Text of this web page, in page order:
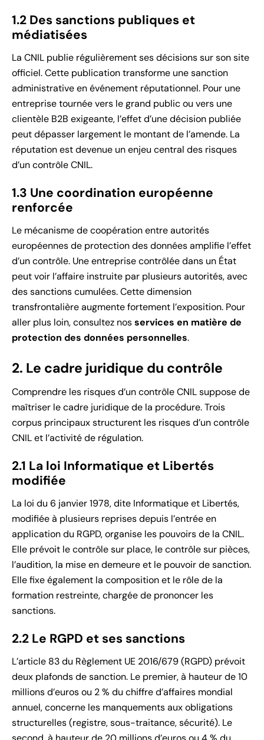
1.2 Des sanctions publiques et
médiatisées
La CNIL publie régulièrement ses décisions sur son site
officiel. Cette publication transforme une sanction
administrative en événement réputationnel. Pour une
entreprise tournée vers le grand public ou vers une
clientèle B2B exigeante, l’effet d’une décision publiée
peut dépasser largement le montant de l’amende. La
réputation est devenue un enjeu central des risques
d’un contrôle CNIL.
1.3 Une coordination européenne
renforcée
Le mécanisme de coopération entre autorités
européennes de protection des données amplifie l’effet
d’un contrôle. Une entreprise contrôlée dans un État
peut voir l’affaire instruite par plusieurs autorités, avec
des sanctions cumulées. Cette dimension
transfrontalière augmente fortement l’exposition. Pour
aller plus loin, consultez nosservices en matière de
protection des données personnelles.
2. Le cadre juridique du contrôle
Comprendre les risques d’un contrôle CNIL suppose de
maîtriser le cadre juridique de la procédure. Trois
corpus principaux structurent les risques d’un contrôle
CNIL et l’activité de régulation.
2.1 La loi Informatique et Libertés
modifiée
La loi du 6 janvier 1978, dite Informatique et Libertés,
modifiée à plusieurs reprises depuis l’entrée en
application du RGPD, organise les pouvoirs de la CNIL.
Elle prévoit le contrôle sur place, le contrôle sur pièces,
l’audition, la mise en demeure et le pouvoir de sanction.
Elle fixe également la composition et le rôle de la
formation restreinte, chargée de prononcer les
sanctions.
2.2 Le RGPD et ses sanctions
L’article 83 du Règlement UE 2016/679 (RGPD) prévoit
deux plafonds de sanction. Le premier, à hauteur de 10
millions d’euros ou 2 % du chiffre d’affaires mondial
annuel, concerne les manquements aux obligations
structurelles (registre, sous-traitance, sécurité). Le